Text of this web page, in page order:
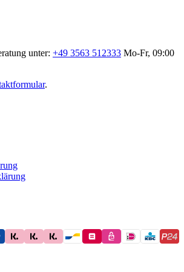
unter: +49 3563 512333 Mo-Fr, 09:00
.